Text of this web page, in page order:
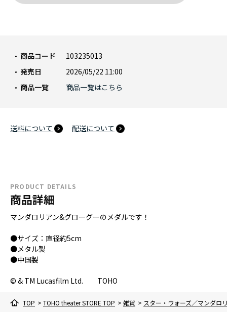
商品コード
103235013
発売日
2026/05/22 11:00
商品一覧
商品一覧はこちら
送料について 配送について
PRODUCT DETAILS
商品詳細
マンダロリアン&グローグーのメダルです！
●サイズ：直径約5cm
●メタル製
●中国製
© & TM Lucasfilm Ltd. TOHO
TOP > TOHO theater STORE TOP > 雑貨 > スター・ウォーズ／マンダ